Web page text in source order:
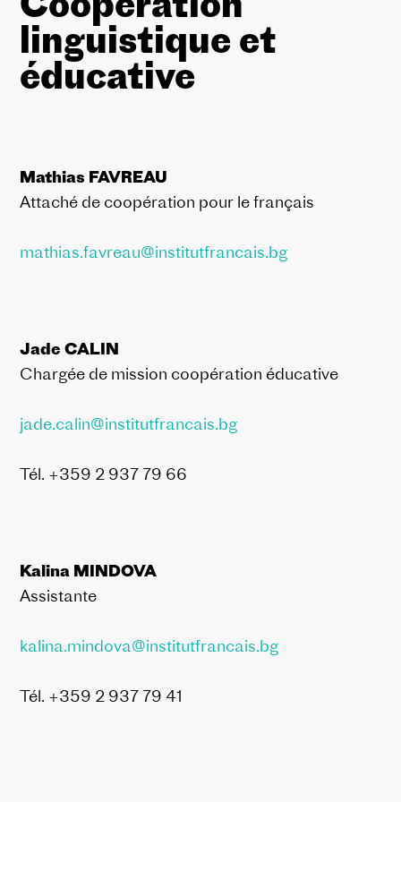
linguistique et
éducative
Mathias FAVREAU
Attaché de coopération pour le français
mathias.favreau@institutfrancais.bg
Jade CALIN
Chargée de mission coopération éducative
jade.calin@institutfrancais.bg
Tél. +359 2 937 79 66
Kalina MINDOVA
Assistante
kalina.mindova@institutfrancais.bg
Tél. +359 2 937 79 41